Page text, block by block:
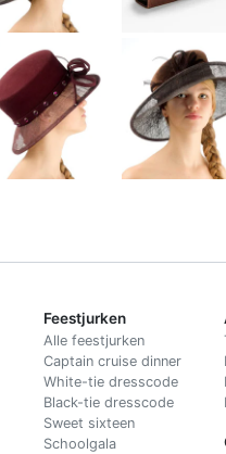
Feestjurken
Alle feestjurken
Captain cruise dinner
White-tie dresscode
Black-tie dresscode
Sweet sixteen
Schoolgala